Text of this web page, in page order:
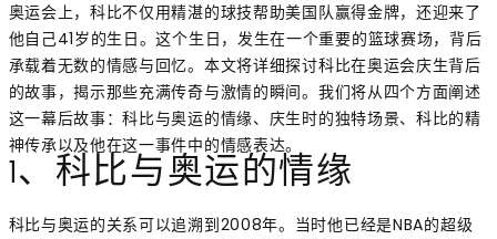
奥运会上，科比不仅用精湛的球技帮助美国队赢得金牌，还迎来了
他自己41岁的生日。这个生日，发生在一个重要的篮球赛场，背后
承载着无数的情感与回忆。本文将详细探讨科比在奥运会庆生背后
的故事，揭示那些充满传奇与激情的瞬间。我们将从四个方面阐述
这一幕后故事：科比与奥运的情缘、庆生时的独特场景、科比的精
神传承以及他在这一事件中的情感表达。
1、科比与奥运的情缘
科比与奥运的关系可以追溯到2008年。当时他已经是NBA的超级